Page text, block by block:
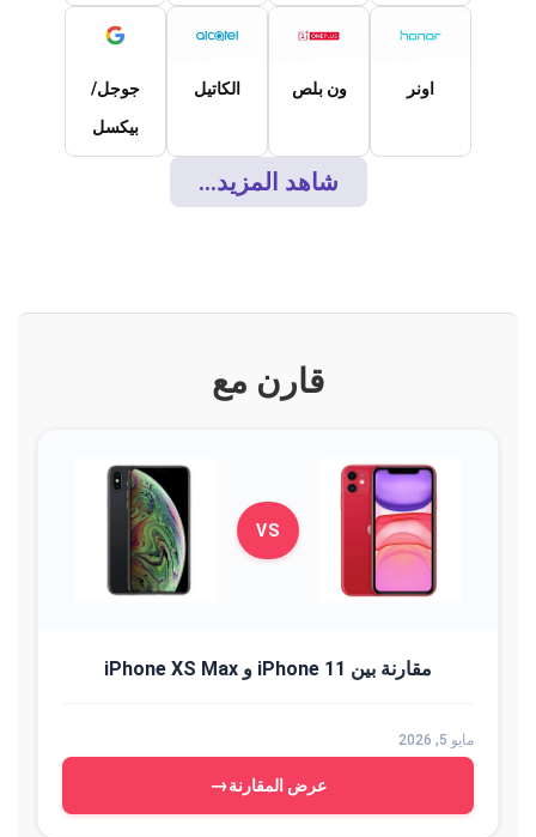
اونر ون بلص الكاتيل
جوجل/
بيكسل
شاهد المزيد...
قارن مع
VS
مقارنة بين iPhone 11 و iPhone XS Max
مايو 5, 2026
عرض المقارنة→